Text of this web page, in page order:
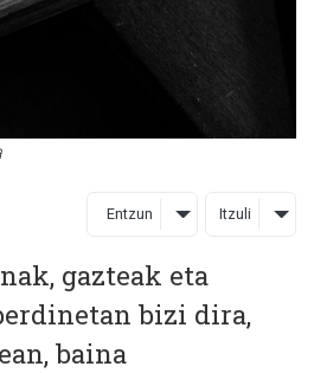
Entzun Itzuli
gazteak eta
bizi dira,
baina